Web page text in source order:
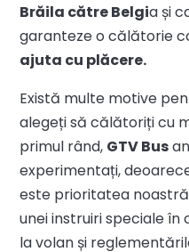
Brăila către Belgia și
garanteze o călătorie
ajuta cu plăcere.
Există multe motive
alegeți să călătoriți cu
primul rând, GTV Bus
experimentați,
este prioritatea
unei instruiri speciale
la volan și